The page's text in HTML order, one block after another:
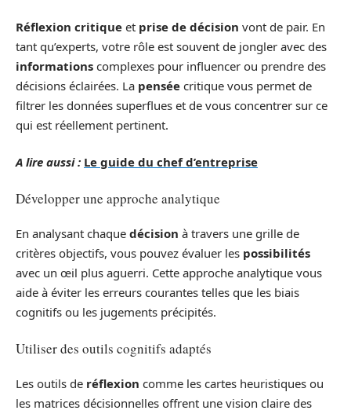
Réflexion critique et prise de décision vont de pair. En
tant qu’experts, votre rôle est souvent de jongler avec des
informations complexes pour influencer ou prendre des
décisions éclairées. La pensée critique vous permet de
filtrer les données superflues et de vous concentrer sur ce
qui est réellement pertinent.
A lire aussi : Le guide du chef d’entreprise
Développer une approche analytique
En analysant chaque décision à travers une grille de
critères objectifs, vous pouvez évaluer les possibilités
avec un œil plus aguerri. Cette approche analytique vous
aide à éviter les erreurs courantes telles que les biais
cognitifs ou les jugements précipités.
Utiliser des outils cognitifs adaptés
Les outils de réflexion comme les cartes heuristiques ou
les matrices décisionnelles offrent une vision claire des